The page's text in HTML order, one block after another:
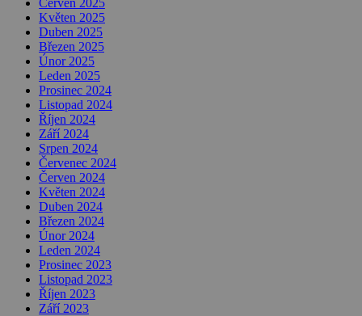
Květen 2025
Duben 2025
Březen 2025
Únor 2025
Leden 2025
Prosinec 2024
Listopad 2024
Říjen 2024
Září 2024
Srpen 2024
Červenec 2024
Červen 2024
Květen 2024
Duben 2024
Březen 2024
Únor 2024
Leden 2024
Prosinec 2023
Listopad 2023
Říjen 2023
Září 2023